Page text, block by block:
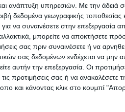
ανάπτυξη υπηρεσιών. Με την άδειά
δεδομένα γεωγραφικής τοποθεσίας
να συναινέσετε στην επεξεργασία
μπορείτε να αποκτήσετε
σας πριν συναινέσετε ή να
σας δεδομένων ενδέχεται να μην
αυτήν την επεξεργασία. Οι
προτιμήσεις σας ή να ανακαλέσετε
και κάνοντας κλικ στο κουμπί
της Θεσσαλίας
ο Πολυχώρος Κοινωνικής
Δήμου Καρδίτσας (ΦΩΤΟ &
ΒΙΝΤΕΟ)
8